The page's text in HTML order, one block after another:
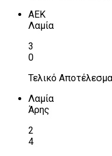
ΑΕΚ
Λαμία
3
0
Τελικό Αποτέλεσμα
Λαμία
Άρης
2
4